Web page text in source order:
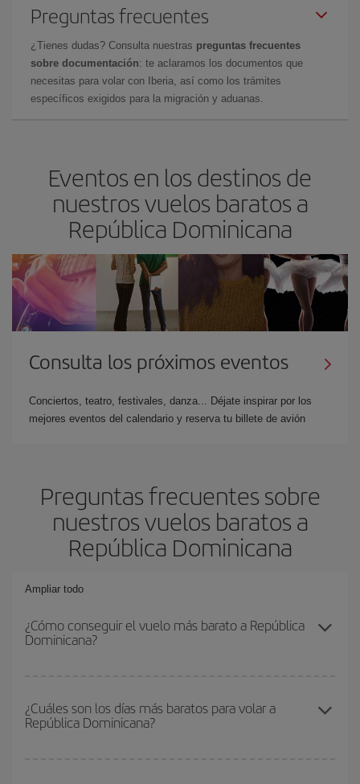
Preguntas frecuentes
¿Tienes dudas? Consulta nuestras preguntas frecuentes
sobre documentación: te aclaramos los documentos que
necesitas para volar con Iberia, así como los trámites
específicos exigidos para la migración y aduanas.
Eventos en los destinos de
nuestros vuelos baratos a
República Dominicana
Consulta los próximos eventos
Conciertos, teatro, festivales, danza... Déjate inspirar por los
mejores eventos del calendario y reserva tu billete de avión
Preguntas frecuentes sobre
nuestros vuelos baratos a
República Dominicana
Ampliar todo
¿Cómo conseguir el vuelo más barato a República
Dominicana?
barato si evitas temporadas altas, compras con antelación y
puedes ser flexible con las fechas y horarios de ida y vuelta.
¿Cuáles son los días más baratos para volar a
República Dominicana?